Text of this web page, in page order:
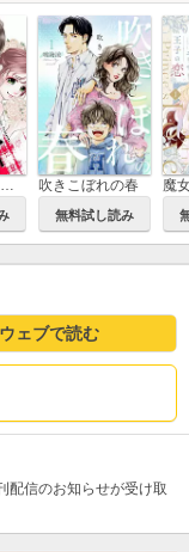
リベンジ婚～時を戻して不倫夫に復讐します～ 吹きこぼれの春
無料試し読み
ウェブで読む
配信のお知らせが受け取